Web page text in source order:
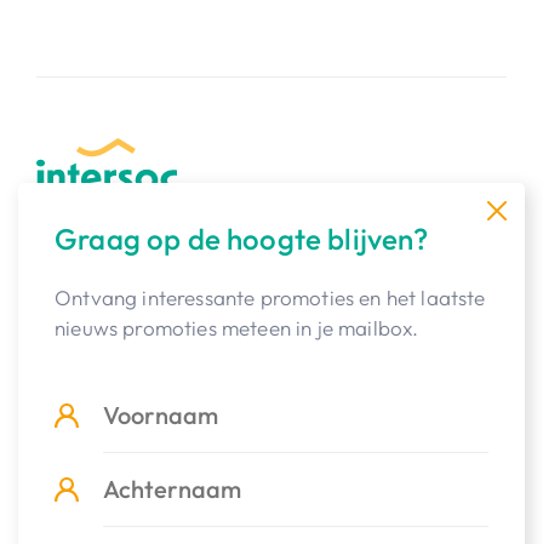
Graag op de hoogte blijven?
Ontvang interessante promoties en het laatste
nieuws promoties meteen in je mailbox.
Van avontuurlijke gezinsvakanties naar
de bergen tot groepsreizen naar verre
oorden, bij ons staat jouw beleving
centraal. En dat al 77 jaar!